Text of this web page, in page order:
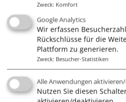
21335 Lüneburg
Tel. 04131/380022
info@segelschule.de
Zweck: Komfort
Google Analytics
Wir erfassen
Rückschlüsse für die
Plattform zu generieren.
Zweck: Besucher-Statistiken
Alle Anwendungen
Nutzen Sie diesen